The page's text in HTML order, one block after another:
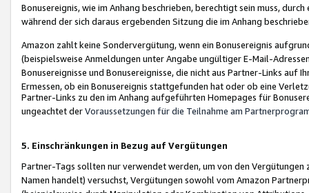
Bonusereignis, wie im Anhang beschrieben, berechtigt sein muss,
während der sich daraus ergebenden Sitzung die im Anhang
Amazon zahlt keine Sondervergütung, wenn ein Bonusereignis
(beispielsweise Anmeldungen unter Angabe ungültiger E-Mail-
Bonusereignisse und Bonusereignisse, die nicht aus Partner-Links auf
Ermessen, ob ein Bonusereignis stattgefunden hat oder ob eine
Partner-Links zu den im Anhang aufgeführten Homepages für
ungeachtet derVoraussetzungen für die Teilnahme am
5. Einschränkungen in Bezug auf Vergütungen
Partner-Tags sollten nur verwendet werden, um von den
Namen handelt) versuchst, Vergütungen sowohl vom Amazon